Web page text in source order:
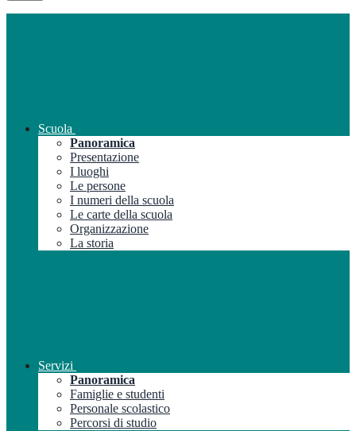
Scuola
Panoramica
Presentazione
I luoghi
Le persone
I numeri della scuola
Le carte della scuola
Organizzazione
La storia
Servizi
Panoramica
Famiglie e studenti
Personale scolastico
Percorsi di studio